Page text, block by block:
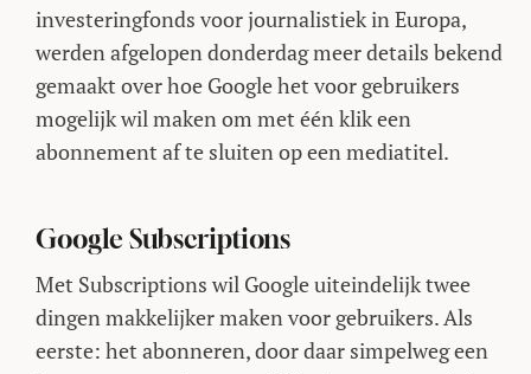
investeringfonds voor journalistiek in Europa,
werden afgelopen donderdag meer details bekend
gemaakt over hoe Google het voor gebruikers
mogelijk wil maken om met één klik een
abonnement af te sluiten op een mediatitel.
Google Subscriptions
Met Subscriptions wil Google uiteindelijk twee
dingen makkelijker maken voor gebruikers. Als
eerste: het abonneren, door daar simpelweg een